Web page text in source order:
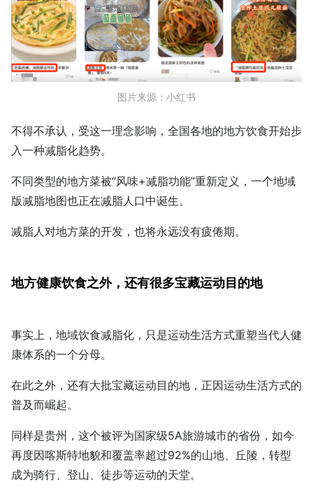
图片来源：小红书
不得不承认，受这一理念影响，全国各地的地方饮食开始步
入一种减脂化趋势。
不同类型的地方菜被“风味+减脂功能”重新定义，一个地域
版减脂地图也正在减脂人口中诞生。
减脂人对地方菜的开发，也将永远没有疲倦期。
地方健康饮食之外，还有很多宝藏运动目的地
事实上，地域饮食减脂化，只是运动生活方式重塑当代人健
康体系的一个分母。
在此之外，还有大批宝藏运动目的地，正因运动生活方式的
普及而崛起。
同样是贵州，这个被评为国家级5A旅游城市的省份，如今
再度因喀斯特地貌和覆盖率超过92%的山地、丘陵，转型
成为骑行、登山、徒步等运动的天堂。